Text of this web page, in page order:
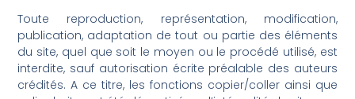
Toute reproduction, représentation, modification,
publication, adaptation de tout ou partie des éléments
du site, quel que soit le moyen ou le procédé utilisé, est
interdite, sauf autorisation écrite préalable des auteurs
crédités. A ce titre, les fonctions copier/coller ainsi que